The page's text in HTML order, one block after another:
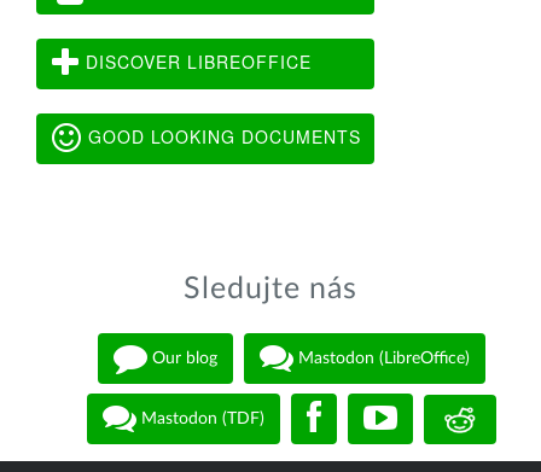
DISCOVER LIBREOFFICE
GOOD LOOKING DOCUMENTS
Sledujte nás
Our blog Mastodon (LibreOffice)
Mastodon (TDF)